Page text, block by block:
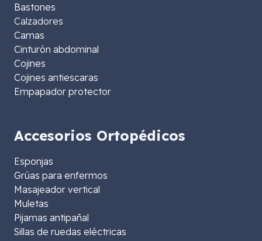
Bastones
Calzadores
Camas
Cinturón abdominal
Cojines
Cojines antiescaras
Empapador protector
Accesorios Ortopédicos
Esponjas
Grúas para enfermos
Masajeador vertical
Muletas
Pijamas antipañal
Sillas de ruedas eléctricas